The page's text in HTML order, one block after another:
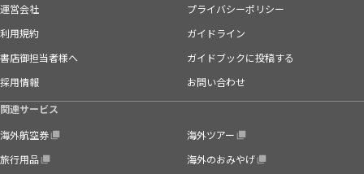
運営会社
プライバシーポリシー
利用規約
ガイドライン
書店御担当者様へ
ガイドブックに投稿する
採用情報
お問い合わせ
関連サービス
海外航空券
海外ツアー
旅行用品
海外のおみやげ